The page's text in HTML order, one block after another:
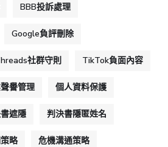
BBB投訴處理
Google負評刪除
社群守則 TikTok負面內容
譽管理 個人資料保護
遮隱 判決書隱匿姓名
略 危機溝通策略